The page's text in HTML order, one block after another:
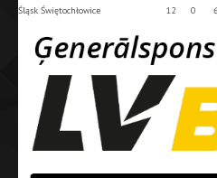
Śląsk Świętochłowice
12 0 6